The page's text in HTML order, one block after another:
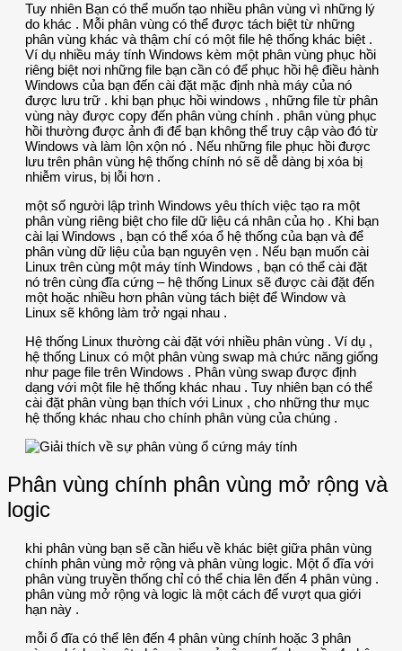
Tuy nhiên Bạn có thể muốn tạo nhiều phân vùng vì những lý
do khác . Mỗi phân vùng có thể được tách biệt từ những
phân vùng khác và thậm chí có một file hệ thống khác biệt .
Ví dụ nhiều máy tính Windows kèm một phân vùng phục hồi
riêng biệt nơi những file bạn cần có để phục hồi hệ điều hành
Windows của bạn đến cài đặt mặc định nhà máy của nó
được lưu trữ . khi bạn phục hồi windows , những file từ phân
vùng này được copy đến phân vùng chính . phân vùng phục
hồi thường được ảnh đi để bạn không thể truy cập vào đó từ
Windows và làm lộn xộn nó . Nếu những file phục hồi được
lưu trên phân vùng hệ thống chính nó sẽ dễ dàng bị xóa bị
nhiễm virus, bị lỗi hơn .
một số người lập trình Windows yêu thích việc tạo ra một
phân vùng riêng biệt cho file dữ liệu cá nhân của họ . Khi bạn
cài lại Windows , bạn có thể xóa ổ hệ thống của bạn và để
phân vùng dữ liệu của bạn nguyên vẹn . Nếu bạn muốn cài
Linux trên cùng một máy tính Windows , bạn có thể cài đặt
nó trên cùng đĩa cứng – hệ thống Linux sẽ được cài đặt đến
một hoặc nhiều hơn phân vùng tách biệt để Window và
Linux sẽ không làm trở ngại nhau .
Hệ thống Linux thường cài đặt với nhiều phân vùng . Ví dụ ,
hệ thống Linux có một phân vùng swap mà chức năng giống
như page file trên Windows . Phân vùng swap được định
dạng với một file hệ thống khác nhau . Tuy nhiên bạn có thể
cài đặt phân vùng bạn thích với Linux , cho những thư mục
hệ thống khác nhau cho chính phân vùng của chúng .
Phân vùng chính phân vùng mở rộng và
logic
khi phân vùng bạn sẽ cần hiểu về khác biệt giữa phân vùng
chính phân vùng mở rộng và phân vùng logic. Một ổ đĩa với
phân vùng truyền thống chỉ có thể chia lên đến 4 phân vùng .
phân vùng mở rộng và logic là một cách để vượt qua giới
hạn này .
mỗi ổ đĩa có thể lên đến 4 phân vùng chính hoặc 3 phân